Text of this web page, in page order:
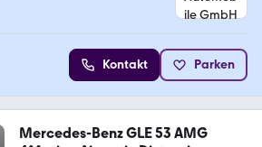
Kontakt Parken
Mercedes-Benz GLE 53 AMG